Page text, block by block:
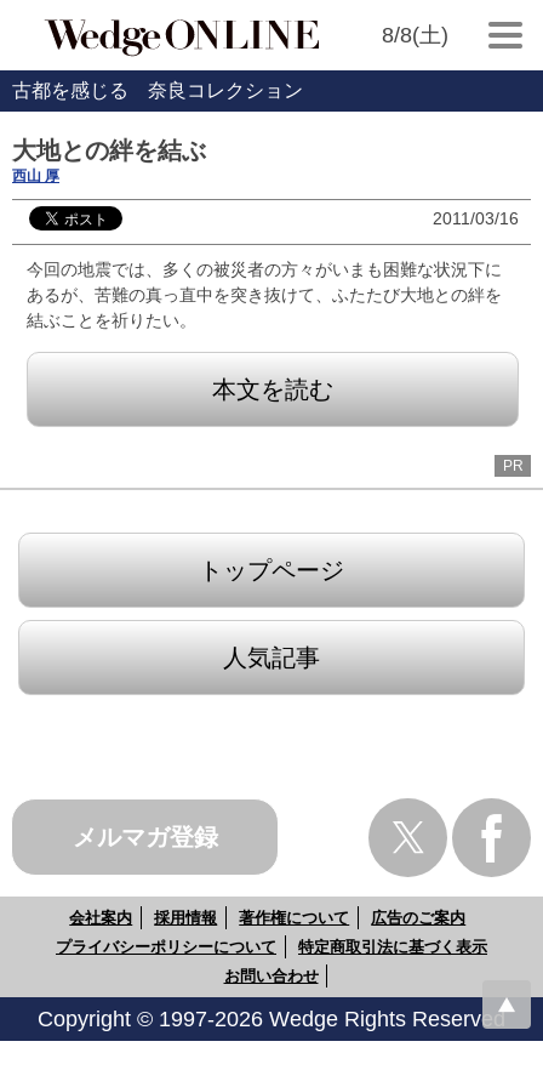
8/8(土)
古都を感じる 奈良コレクション
大地との絆を結ぶ
西山 厚
2011/03/16
今回の地震では、多くの被災者の方々がいまも困難な状況下に
あるが、苦難の真っ直中を突き抜けて、ふたたび大地との絆を
結ぶことを祈りたい。
本文を読む
PR
トップページ
人気記事
メルマガ登録
会社案内 採用情報 著作権について
広告のご案内
プライバシーポリシーについて
特定商取引法に基づく表示
お問い合わせ
Copyright © 1997-2026 Wedge Rights Reserved